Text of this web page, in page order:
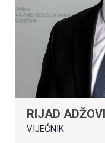
RIJAD
VIJEĆNIK